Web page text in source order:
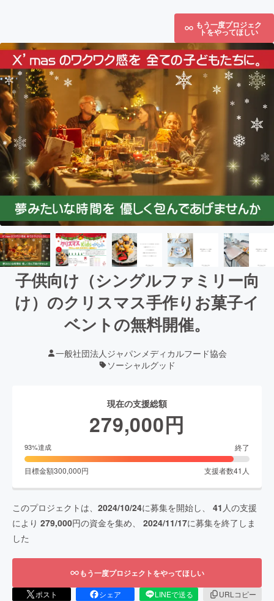
もう一度プロジェク
トをやってほしい
子供向け（シングルファミリー向
け）のクリスマス手作りお菓子イ
ベントの無料開催。
一般社団法人ジャパンメディカルフード協会
ソーシャルグッド
現在の支援総額
279,000円
93%達成 終了
目標金額300,000円 支援者数41 人
このプロジェクトは、 2024/10/24に募集を開始し、 41 人の支援
により 279,000円の資金を集め、 2024/11/17に募集を終了しま
した
もう一度プロジェクトをやってほしい
ポスト シェア LINEで送る
URLコピー